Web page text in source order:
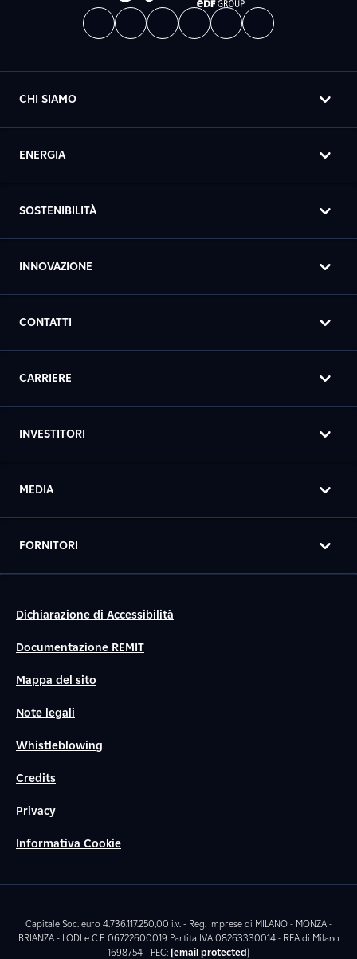
CHI SIAMO
ENERGIA
SOSTENIBILITÀ
INNOVAZIONE
CONTATTI
CARRIERE
INVESTITORI
MEDIA
FORNITORI
Dichiarazione di Accessibilità
Documentazione REMIT
Mappa del sito
Note legali
Whistleblowing
Credits
Privacy
Informativa Cookie
Capitale Soc. euro 4.736.117.250,00 i.v. - Reg. Imprese di MILANO - MONZA -
BRIANZA - LODI e C.F. 06722600019 Partita IVA 08263330014 - REA di Milano
1698754 - PEC: [email protected]